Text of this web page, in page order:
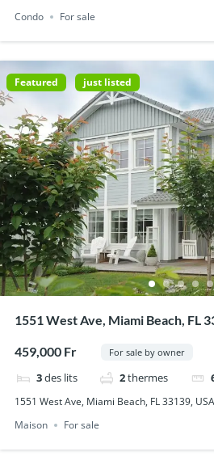
Condo
For sale
Featured just listed
1551 West Ave, Miami Beach, FL
459,000 Fr For sale by owner
3des lits 2thermes
1551 West Ave, Miami Beach, FL 33139, USA
Maison
For sale